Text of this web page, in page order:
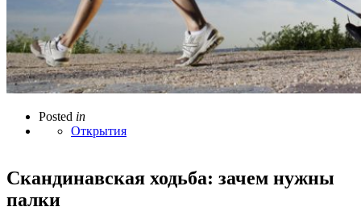
Posted in
Открытия
Скандинавская ходьба: зачем нужны
палки